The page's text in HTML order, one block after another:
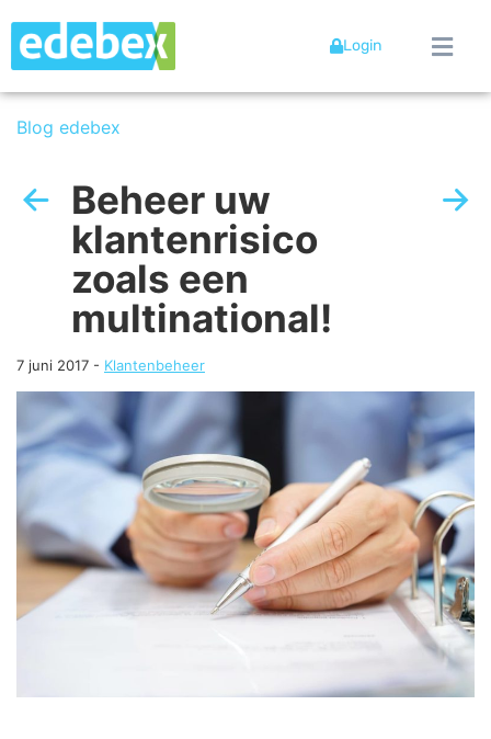
Login
Blog edebex
Beheer uw
klantenrisico
zoals een
multinational!
7 juni 2017 - Klantenbeheer